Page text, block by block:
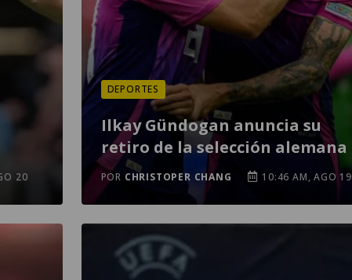
20
DEPORTES
Ilkay Gündogan anuncia su
retiro de la selección alemana
POR CHRISTOPER CHANG 10:46 AM, AGO 19